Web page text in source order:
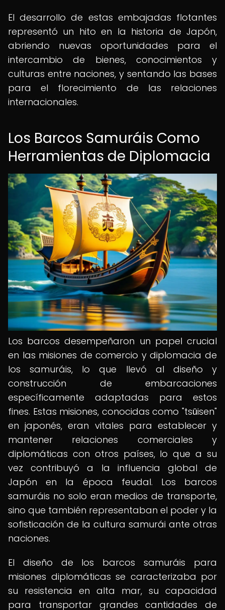
El desarrollo de estas embajadas flotantes
representó un hito en la historia de Japón,
abriendo nuevas oportunidades para el
intercambio de bienes, conocimientos y
culturas entre naciones, y sentando las bases
para el florecimiento de las relaciones
internacionales.
Los Barcos Samuráis Como
Herramientas de Diplomacia
Los barcos desempeñaron un papel crucial
en las misiones de comercio y diplomacia de
los samuráis, lo que llevó al diseño y
construcción de embarcaciones
específicamente adaptadas para estos
fines. Estas misiones, conocidas como "tsūisen"
en japonés, eran vitales para establecer y
mantener relaciones comerciales y
diplomáticas con otros países, lo que a su
vez contribuyó a la influencia global de
Japón en la época feudal. Los barcos
samuráis no solo eran medios de transporte,
sino que también representaban el poder y la
sofisticación de la cultura samurái ante otras
naciones.
El diseño de los barcos samuráis para
misiones diplomáticas se caracterizaba por
su resistencia en alta mar, su capacidad
para transportar grandes cantidades de